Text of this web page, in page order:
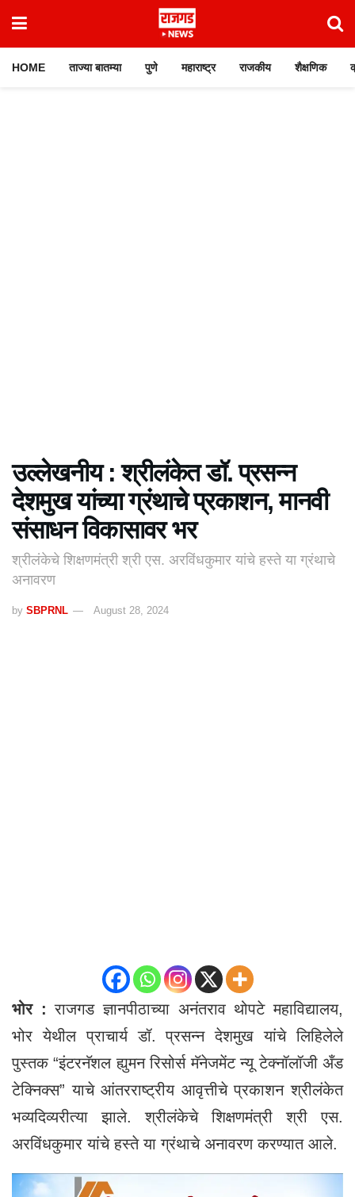
HOME ताज्या बातम्या पुणे महाराष्ट्र राजकीय शैक्षणिक
उल्लेखनीय : श्रीलंकेत डॉ. प्रसन्न
देशमुख यांच्या ग्रंथाचे प्रकाशन, मानवी
संसाधन विकासावर भर
श्रीलंकेचे शिक्षणमंत्री श्री एस. अरविंधकुमार यांचे हस्ते या ग्रंथाचे
अनावरण
by SBPRNL August 28, 2024
भोर : राजगड ज्ञानपीठाच्या अनंतराव थोपटे महाविद्यालय,
भोर येथील प्राचार्य डॉ. प्रसन्न देशमुख यांचे लिहिलेले
पुस्तक “इंटरनॅशल ह्युमन रिसोर्स मॅनेजमेंट न्यू टेक्नॉलॉजी अँड
टेक्निक्स” याचे आंतरराष्ट्रीय आवृत्तीचे प्रकाशन श्रीलंकेत
भव्यदिव्यरीत्या झाले. श्रीलंकेचे शिक्षणमंत्री श्री एस.
अरविंधकुमार यांचे हस्ते या ग्रंथाचे अनावरण करण्यात आले.